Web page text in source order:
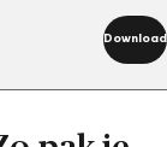
Download